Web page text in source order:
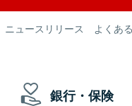
ニュースリリース よくあ
銀行・保険